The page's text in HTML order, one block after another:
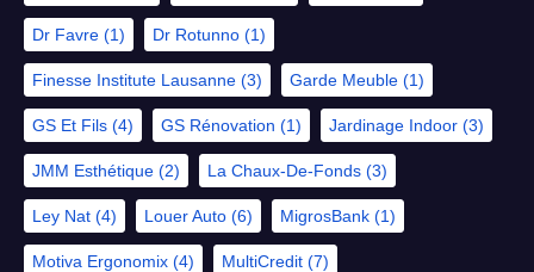
Dr Favre (1) Dr Rotunno (1)
Finesse Institute Lausanne (3) Garde Meuble (1)
GS Et Fils (4) GS Rénovation (1) Jardinage Indoor (3)
JMM Esthétique (2) La Chaux-De-Fonds (3)
Ley Nat (4) Louer Auto (6) MigrosBank (1)
Motiva Ergonomix (4) MultiCredit (7)